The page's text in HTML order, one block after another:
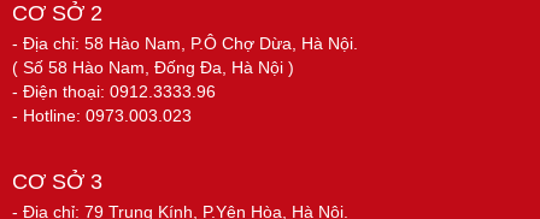
CƠ SỞ 2
- Địa chỉ: 58 Hào Nam, P.Ô Chợ Dừa, Hà Nội.
( Số 58 Hào Nam, Đống Đa, Hà Nội )
- Điện thoại: 0912.3333.96
- Hotline: 0973.003.023
CƠ SỞ 3
- Địa chỉ: 79 Trung Kính, P.Yên Hòa, Hà Nội.